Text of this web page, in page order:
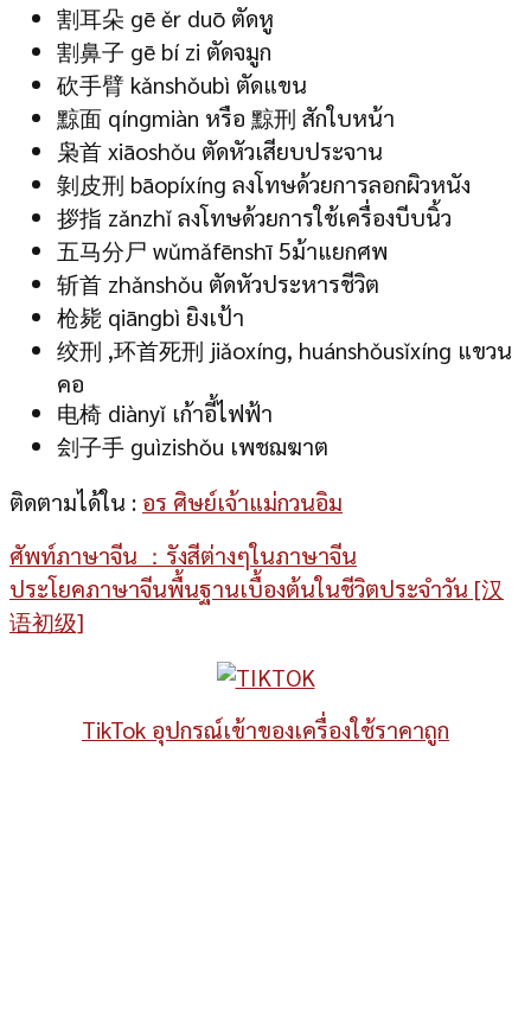
割耳朵 gē ěr duō ตัดหู
割鼻子 gē bí zi ตัดจมูก
砍手臂 kǎnshǒubì ตัดแขน
黥面 qíngmiàn หรือ 黥刑 สักใบหน้า
枭首 xiāoshǒu ตัดหัวเสียบประจาน
剝皮刑 bāopíxíng ลงโทษด้วยการลอกผิวหนัง
拶指 zǎnzhǐ ลงโทษด้วยการใช้เครื่องบีบนิ้ว
五马分尸 wǔmǎfēnshī 5ม้าแยกศพ
斩首 zhǎnshǒu ตัดหัวประหารชีวิต
枪毙 qiāngbì ยิงเป้า
绞刑 ,环首死刑 jiǎoxíng, huánshǒusǐxíng แขวน
คอ
电椅 diànyǐ เก้าอี้ไฟฟ้า
刽子手 guìzishǒu เพชฌฆาต
ติดตามได้ใน : อร ศิษย์เจ้าแม่กวนอิม
ศัพท์ภาษาจีน ：รังสีต่างๆในภาษาจีน
ประโยคภาษาจีนพื้นฐานเบื้องต้นในชีวิตประจำวัน [汉
语初级]
TikTok อุปกรณ์เข้าของเครื่องใช้ราคาถูก